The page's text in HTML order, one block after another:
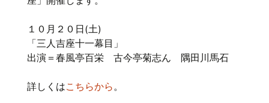
１０月２０日(土)
「三人吉座十一幕目」
出演＝春風亭百栄 古今亭菊志ん 隅田川馬石
詳しくはこちらから。